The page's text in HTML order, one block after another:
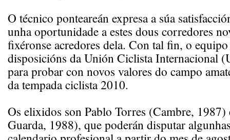
O técnico ponteareán expresa a súa
unha oportunidade a estes dous corredores
fixéronse acredores dela. Con tal fin, o
disposicións da Unión Ciclista Internacional
para probar con novos valores do campo
da tempada ciclista 2010.
Os elixidos son Pablo Torres (Cambre,
Guarda, 1988), que poderán disputar